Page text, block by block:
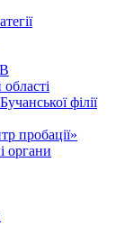
філії
пробації»
органи